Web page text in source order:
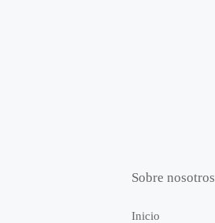
Sobre nosotros
Inicio